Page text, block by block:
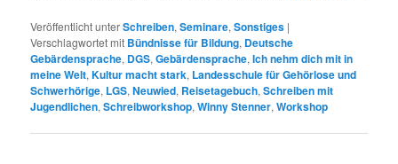
Veröffentlicht unterSchreiben,Seminare,Sonstiges |
Verschlagwortet mit Bündnisse für Bildung, Deutsche
Gebärdensprache, DGS,Gebärdensprache,Ich nehm dich mit in
meine Welt,Kultur macht stark, Landesschule für Gehörlose und
Schwerhörige, LGS,Neuwied, Reisetagebuch,Schreiben mit
Jugendlichen,Schreibworkshop,Winny Stenner,Workshop